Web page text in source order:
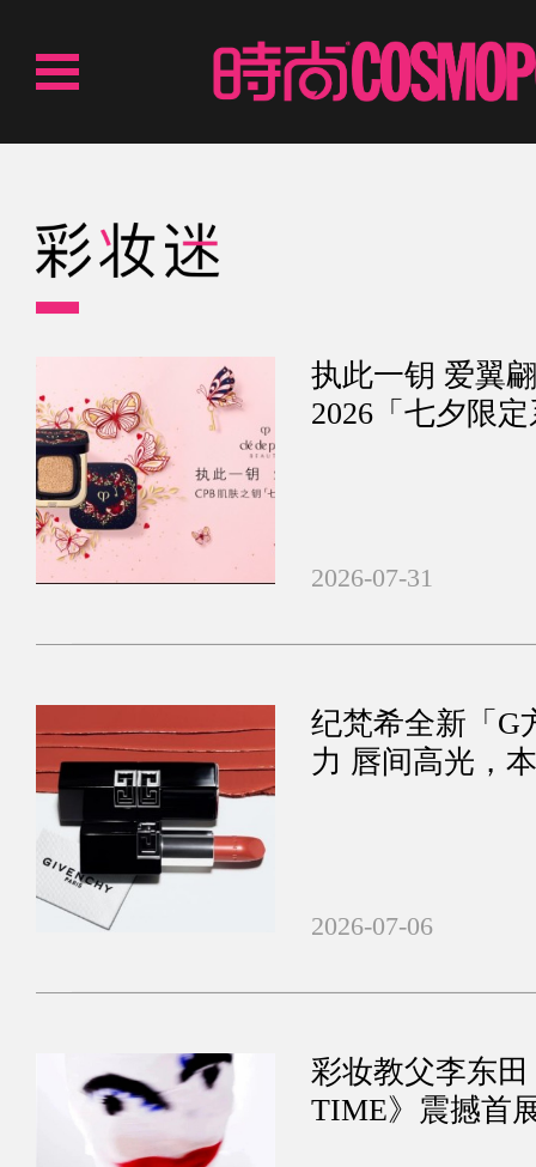
执此一钥 爱翼翩翩 CPB肌肤之
2026「七夕限
2026-07-31
纪梵希全新「G
力 唇间高光，
2026-07-06
彩妆教父李东田
TIME》震撼首